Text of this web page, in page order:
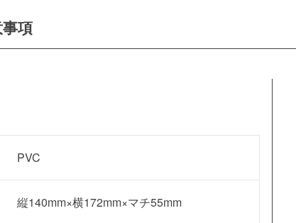
項
PVC
縦140mm×横172mm×マチ55mm